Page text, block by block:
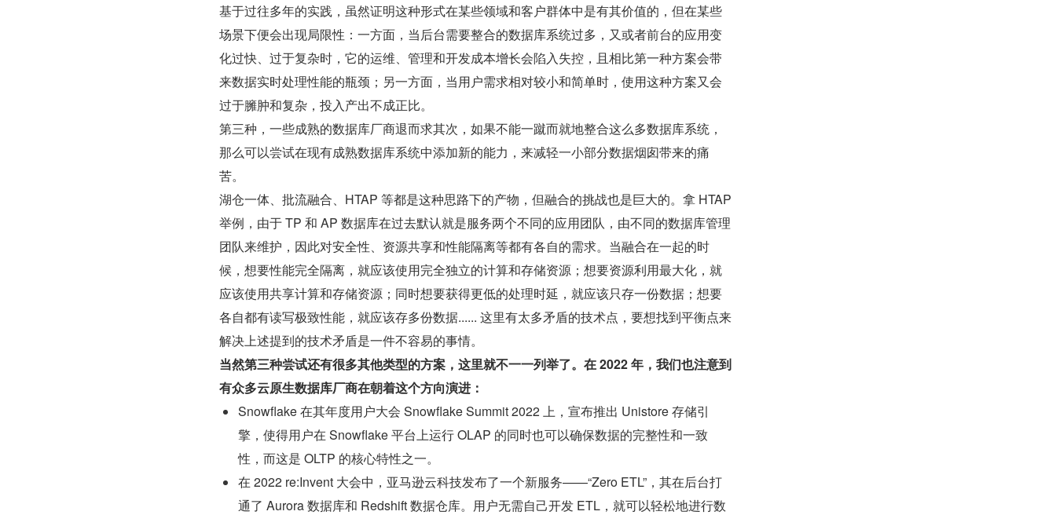
基于过往多年的实践，虽然证明这种形式在某些领域和客户群体中是有其价值的，但在某些
场景下便会出现局限性：一方面，当后台需要整合的数据库系统过多，又或者前台的应用变
化过快、过于复杂时，它的运维、管理和开发成本增长会陷入失控，且相比第一种方案会带
来数据实时处理性能的瓶颈；另一方面，当用户需求相对较小和简单时，使用这种方案又会
过于臃肿和复杂，投入产出不成正比。
第三种，一些成熟的数据库厂商退而求其次，如果不能一蹴而就地整合这么多数据库系统，
那么可以尝试在现有成熟数据库系统中添加新的能力，来减轻一小部分数据烟囱带来的痛
苦。
湖仓一体、批流融合、HTAP 等都是这种思路下的产物，但融合的挑战也是巨大的。拿 HTAP
举例，由于 TP 和 AP 数据库在过去默认就是服务两个不同的应用团队，由不同的数据库管理
团队来维护，因此对安全性、资源共享和性能隔离等都有各自的需求。当融合在一起的时
候，想要性能完全隔离，就应该使用完全独立的计算和存储资源；想要资源利用最大化，就
应该使用共享计算和存储资源；同时想要获得更低的处理时延，就应该只存一份数据；想要
各自都有读写极致性能，就应该存多份数据...... 这里有太多矛盾的技术点，要想找到平衡点来
解决上述提到的技术矛盾是一件不容易的事情。
当然第三种尝试还有很多其他类型的方案，这里就不一一列举了。在 2022 年，我们也注意到
有众多云原生数据库厂商在朝着这个方向演进：
Snowflake 在其年度用户大会 Snowflake Summit 2022 上，宣布推出 Unistore 存储引
擎，使得用户在 Snowflake 平台上运行 OLAP 的同时也可以确保数据的完整性和一致
性，而这是 OLTP 的核心特性之一。
在 2022 re:Invent 大会中，亚马逊云科技发布了一个新服务——“Zero ETL”，其在后台打
通了 Aurora 数据库和 Redshift 数据仓库。用户无需自己开发 ETL，就可以轻松地进行数